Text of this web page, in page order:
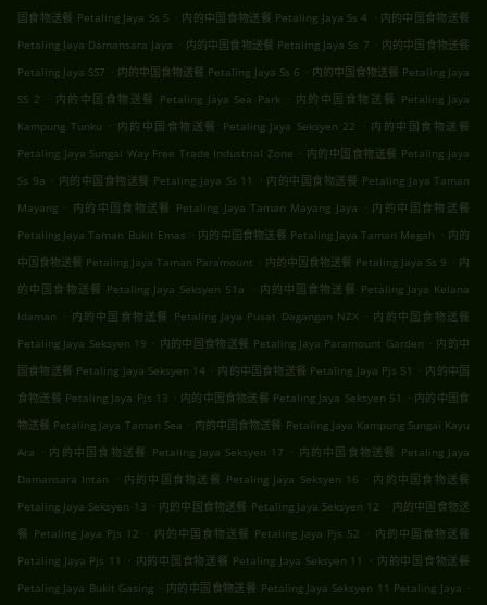
国食物送餐 Petaling Jaya Ss 5 . 内的中国食物送餐 Petaling Jaya Ss 4 . 内的中国食物送餐
Petaling Jaya Damansara Jaya . 内的中国食物送餐 Petaling Jaya Ss 7 . 内的中国食物送餐
Petaling Jaya SS7 . 内的中国食物送餐 Petaling Jaya Ss 6 . 内的中国食物送餐 Petaling Jaya
SS 2 . 内的中国食物送餐 Petaling Jaya Sea Park . 内的中国食物送餐 Petaling Jaya
Kampung Tunku . 内的中国食物送餐 Petaling Jaya Seksyen 22 . 内的中国食物送餐
Petaling Jaya Sungai Way Free Trade Industrial Zone . 内的中国食物送餐 Petaling Jaya
Ss 9a . 内的中国食物送餐 Petaling Jaya Ss 11 . 内的中国食物送餐 Petaling Jaya Taman
Mayang . 内的中国食物送餐 Petaling Jaya Taman Mayang Jaya . 内的中国食物送餐
Petaling Jaya Taman Bukit Emas . 内的中国食物送餐 Petaling Jaya Taman Megah . 内的
中国食物送餐 Petaling Jaya Taman Paramount . 内的中国食物送餐 Petaling Jaya Ss 9 . 内
的中国食物送餐 Petaling Jaya Seksyen 51a
. 内的中国食物送餐 Petaling Jaya Kelana
Idaman . 内的中国食物送餐 Petaling Jaya Pusat Dagangan NZX . 内的中国食物送餐
Petaling Jaya Seksyen 19 . 内的中国食物送餐 Petaling Jaya Paramount Garden . 内的中
国食物送餐 Petaling Jaya Seksyen 14 . 内的中国食物送餐 Petaling Jaya Pjs 51 . 内的中国
食物送餐 Petaling Jaya Pjs 13 . 内的中国食物送餐 Petaling Jaya Seksyen 51 . 内的中国食
物送餐 Petaling Jaya Taman Sea . 内的中国食物送餐 Petaling Jaya Kampung Sungai Kayu
Ara . 内的中国食物送餐 Petaling Jaya Seksyen 17 . 内的中国食物送餐 Petaling Jaya
Damansara Intan
. 内的中国食物送餐 Petaling Jaya Seksyen 16 . 内的中国食物送餐
Petaling Jaya Seksyen 13 . 内的中国食物送餐 Petaling Jaya Seksyen 12 . 内的中国食物送
餐 Petaling Jaya Pjs 12 . 内的中国食物送餐 Petaling Jaya Pjs 52 . 内的中国食物送餐
Petaling Jaya Pjs 11
. 内的中国食物送餐 Petaling Jaya Seksyen 11 . 内的中国食物送餐
Petaling Jaya Bukit Gasing . 内的中国食物送餐 Petaling Jaya Seksyen 11 Petaling Jaya .